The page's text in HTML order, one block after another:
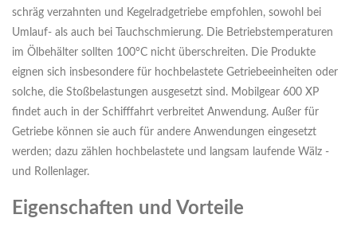
schräg verzahnten und Kegelradgetriebe empfohlen, sowohl bei
Umlauf- als auch bei Tauchschmierung. Die Betriebstemperaturen
im Ölbehälter sollten 100°C nicht überschreiten. Die Produkte
eignen sich insbesondere für hochbelastete Getriebeeinheiten oder
solche, die Stoßbelastungen ausgesetzt sind. Mobilgear 600 XP
findet auch in der Schifffahrt verbreitet Anwendung. Außer für
Getriebe können sie auch für andere Anwendungen eingesetzt
werden; dazu zählen hochbelastete und langsam laufende Wälz -
und Rollenlager.
Eigenschaften und Vorteile